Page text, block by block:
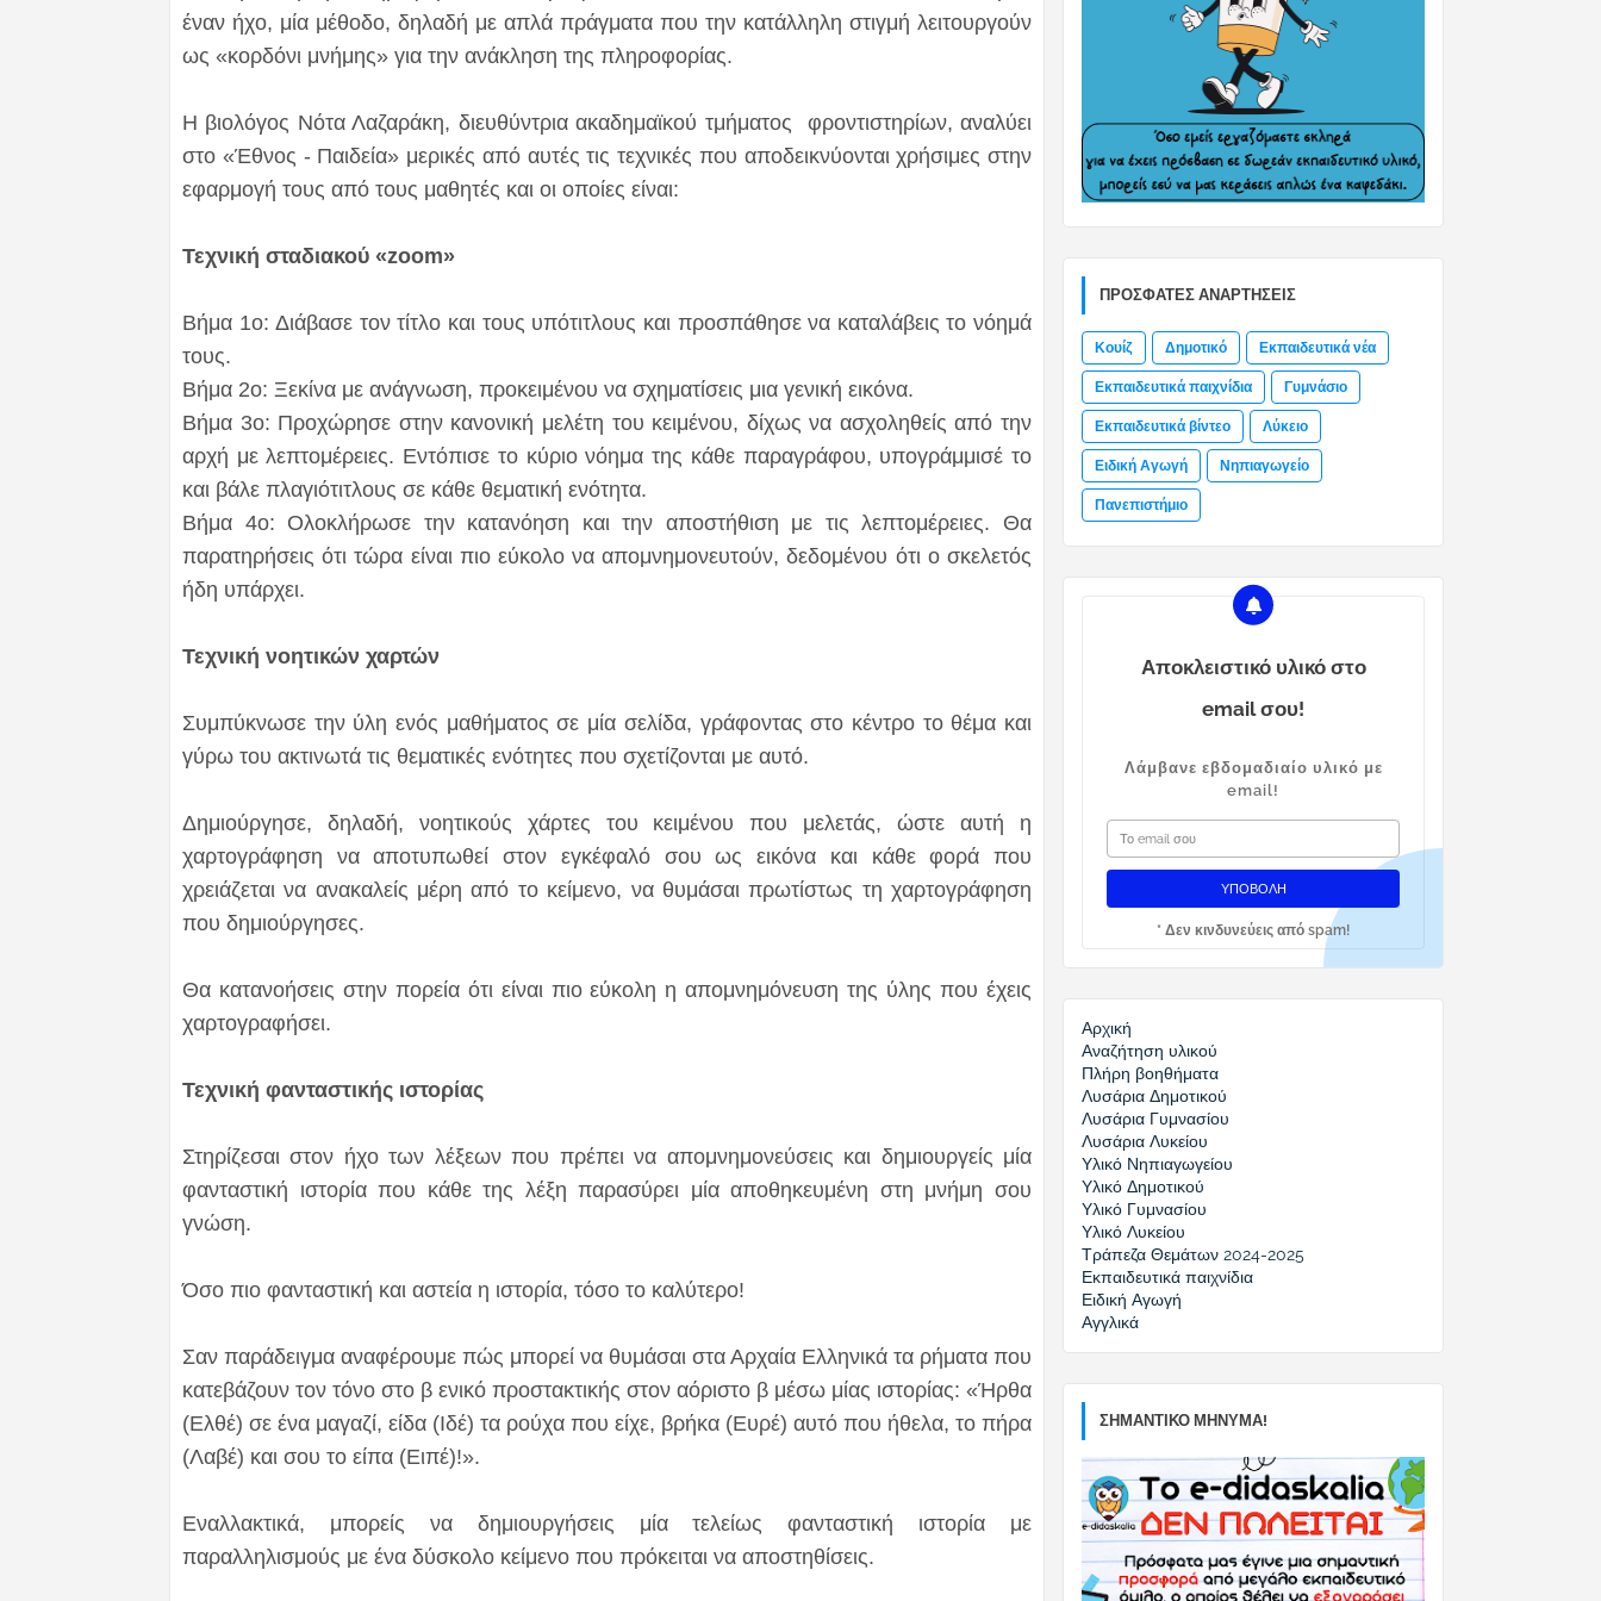
έναν ήχο, μία μέθοδο, δηλαδή με απλά πράγματα που την κατάλληλη στιγμή λειτουργούν
ως «κορδόνι μνήμης» για την ανάκληση της πληροφορίας.
Η βιολόγος Νότα Λαζαράκη, διευθύντρια ακαδημαϊκού τμήματος φροντιστηρίων, αναλύει
στο «Έθνος - Παιδεία» μερικές από αυτές τις τεχνικές που αποδεικνύονται χρήσιμες στην
εφαρμογή τους από τους μαθητές και οι οποίες είναι:
Τεχνική σταδιακού «zoom»
Βήμα 1ο: Διάβασε τον τίτλο και τους υπότιτλους και προσπάθησε να καταλάβεις το νόημά
τους.
Βήμα 2ο: Ξεκίνα με ανάγνωση, προκειμένου να σχηματίσεις μια γενική εικόνα.
Βήμα 3ο: Προχώρησε στην κανονική μελέτη του κειμένου, δίχως να ασχοληθείς από την
αρχή με λεπτομέρειες. Εντόπισε το κύριο νόημα της κάθε παραγράφου, υπογράμμισέ το
και βάλε πλαγιότιτλους σε κάθε θεματική ενότητα.
Βήμα 4ο: Ολοκλήρωσε την κατανόηση και την αποστήθιση με τις λεπτομέρειες. Θα
παρατηρήσεις ότι τώρα είναι πιο εύκολο να απομνημονευτούν, δεδομένου ότι ο σκελετός
ήδη υπάρχει.
Τεχνική νοητικών χαρτών
Συμπύκνωσε την ύλη ενός μαθήματος σε μία σελίδα, γράφοντας στο κέντρο το θέμα και
γύρω του ακτινωτά τις θεματικές ενότητες που σχετίζονται με αυτό.
Δημιούργησε, δηλαδή, νοητικούς χάρτες του κειμένου που μελετάς, ώστε αυτή η
χαρτογράφηση να αποτυπωθεί στον εγκέφαλό σου ως εικόνα και κάθε φορά που
χρειάζεται να ανακαλείς μέρη από το κείμενο, να θυμάσαι πρωτίστως τη χαρτογράφηση
που δημιούργησες.
Θα κατανοήσεις στην πορεία ότι είναι πιο εύκολη η απομνημόνευση της ύλης που έχεις
χαρτογραφήσει.
Τεχνική φανταστικής ιστορίας
Στηρίζεσαι στον ήχο των λέξεων που πρέπει να απομνημονεύσεις και δημιουργείς μία
φανταστική ιστορία που κάθε της λέξη παρασύρει μία αποθηκευμένη στη μνήμη σου
γνώση.
Όσο πιο φανταστική και αστεία η ιστορία, τόσο το καλύτερο!
Σαν παράδειγμα αναφέρουμε πώς μπορεί να θυμάσαι στα Αρχαία Ελληνικά τα ρήματα που
κατεβάζουν τον τόνο στο β ενικό προστακτικής στον αόριστο β μέσω μίας ιστορίας: «Ήρθα
(Ελθέ) σε ένα μαγαζί, είδα (Ιδέ) τα ρούχα που είχε, βρήκα (Ευρέ) αυτό που ήθελα, το πήρα
(Λαβέ) και σου το είπα (Ειπέ)!».
Εναλλακτικά, μπορείς να δημιουργήσεις μία τελείως φανταστική ιστορία με
παραλληλισμούς με ένα δύσκολο κείμενο που πρόκειται να αποστηθίσεις.
ΠΡΌΣΦΑΤΕΣ ΑΝΑΡΤΉΣΕΙΣ
Κουίζ Δημοτικό Εκπαιδευτικά νέα
Εκπαιδευτικά παιχνίδια Γυμνάσιο
Εκπαιδευτικά βίντεο Λύκειο
Ειδική Αγωγή Νηπιαγωγείο
Πανεπιστήμιο
Αποκλειστικό υλικό στο
email σου!
Λάμβανε εβδομαδιαίο υλικό με
email!
* Δεν κινδυνεύεις από spam!
Αρχική
Αναζήτηση υλικού
Πλήρη βοηθήματα
Λυσάρια Δημοτικού
Λυσάρια Γυμνασίου
Λυσάρια Λυκείου
Υλικό Νηπιαγωγείου
Υλικό Δημοτικού
Υλικό Γυμνασίου
Υλικό Λυκείου
Τράπεζα Θεμάτων 2024-2025
Εκπαιδευτικά παιχνίδια
Ειδική Αγωγή
Αγγλικά
ΣΗΜΑΝΤΙΚΟ ΜΗΝΥΜΑ!